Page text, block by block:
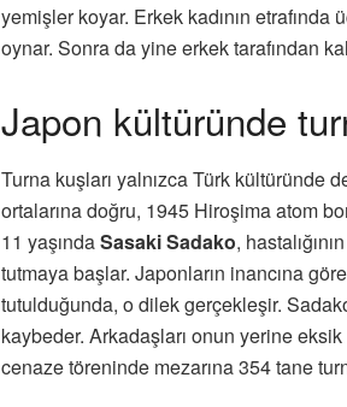
yemişler koyar. Erkek kadının etrafında
oynar. Sonra da yine erkek tarafından
Japon kültüründe
Turna kuşları yalnızca Türk kültüründe
ortalarına doğru, 1945 Hiroşima atom
11 yaşındaSasaki Sadako,
tutmaya başlar. Japonların inancına
tutulduğunda, o dilek gerçekleşir.
kaybeder. Arkadaşları onun yerine
cenaze töreninde mezarına 354 tane